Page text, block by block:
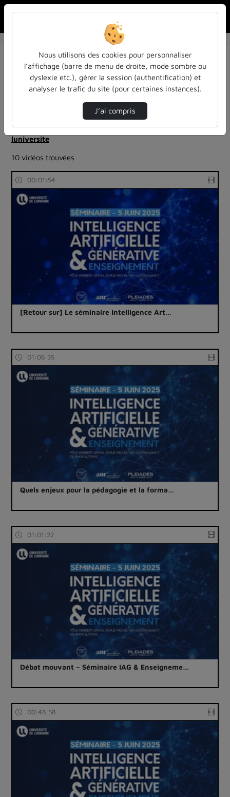
Résultats de la recherche
Filtres actifs (cliquer pour en retirer) :
Français
education
ia-lintelligence-artificielle-approches-et-usages-a-
ia-lintelligence-artificielle-approches-et-usages-a-
luniversite
10 vidéos trouvées
00:01:54
[Retour sur] Le séminaire Intelligence Art…
01:06:35
Quels enjeux pour la pédagogie et la forma…
01:01:22
Débat mouvant – Séminaire IAG & Enseigneme…
00:48:58
Nous utilisons des cookies pour personnaliser
l’affichage (barre de menu de droite, mode sombre ou
dyslexie etc.), gérer la session (authentification) et
analyser le trafic du site (pour certaines instances).
J’ai compris